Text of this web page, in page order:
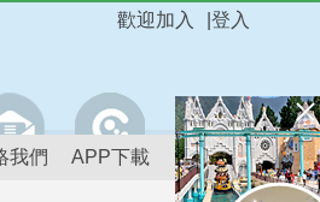
登入
歡迎加入
我們 APP下載